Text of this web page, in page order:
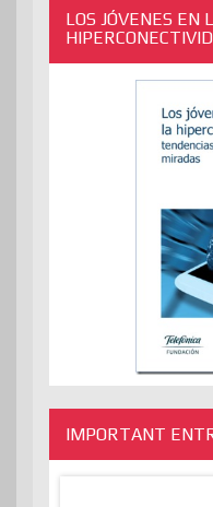
LOS JÓVENES EN
IMPORTANT